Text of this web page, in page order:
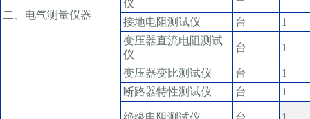
二、电气测量仪器
仪
接地电阻测试仪 台
1
变压器直流电阻测试
仪
台 1
变压器变比测试仪 台
1
断路器特性测试仪
台 1